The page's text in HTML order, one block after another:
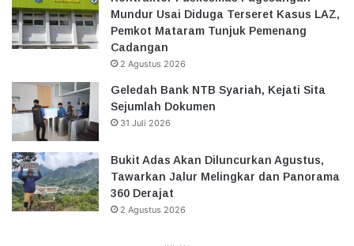
Mundur Usai Diduga Terseret Kasus LAZ,
Pemkot Mataram Tunjuk Pemenang
Cadangan
2 Agustus 2026
Geledah Bank NTB Syariah, Kejati Sita
Sejumlah Dokumen
31 Juli 2026
Bukit Adas Akan Diluncurkan Agustus,
Tawarkan Jalur Melingkar dan Panorama
360 Derajat
2 Agustus 2026